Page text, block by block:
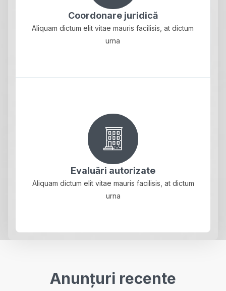
Coordonare juridică
Aliquam dictum elit vitae mauris facilisis, at dictum
urna
Evaluări autorizate
Aliquam dictum elit vitae mauris facilisis, at dictum
urna
Anunțuri recente